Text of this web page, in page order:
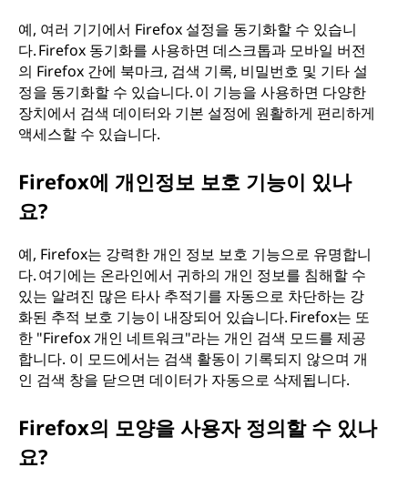
예, 여러 기기에서 Firefox 설정을 동기화할 수 있습니
다. Firefox 동기화를 사용하면 데스크톱과 모바일 버전
의 Firefox 간에 북마크, 검색 기록, 비밀번호 및 기타 설
정을 동기화할 수 있습니다. 이 기능을 사용하면 다양한
장치에서 검색 데이터와 기본 설정에 원활하게 편리하게
액세스할 수 있습니다.
Firefox에 개인정보 보호 기능이 있나
요?
예, Firefox는 강력한 개인 정보 보호 기능으로 유명합니
다. 여기에는 온라인에서 귀하의 개인 정보를 침해할 수
있는 알려진 많은 타사 추적기를 자동으로 차단하는 강
화된 추적 보호 기능이 내장되어 있습니다. Firefox는 또
한 "Firefox 개인 네트워크"라는 개인 검색 모드를 제공
합니다. 이 모드에서는 검색 활동이 기록되지 않으며 개
인 검색 창을 닫으면 데이터가 자동으로 삭제됩니다.
Firefox의 모양을 사용자 정의할 수 있나
요?